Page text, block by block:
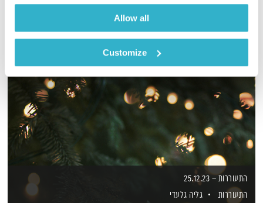
Allow all
Customize
התעוררות – 25.12.23
התעוררות
גליה גלעדי